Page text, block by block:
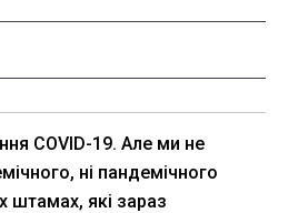
COVID-19. Але ми не
ні пандемічного
штамах, які зараз